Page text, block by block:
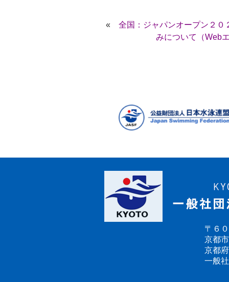
« 全国：ジャパンオープン２
みについて（Web
〒６
京都
京都
一般